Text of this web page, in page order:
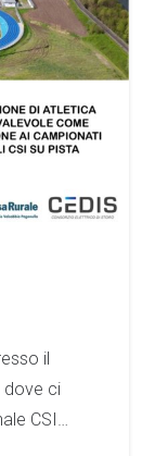
il
dove ci
CSI…